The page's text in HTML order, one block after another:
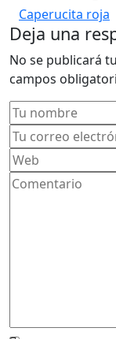
Caperucita roja
Deja una
No se publicará
campos